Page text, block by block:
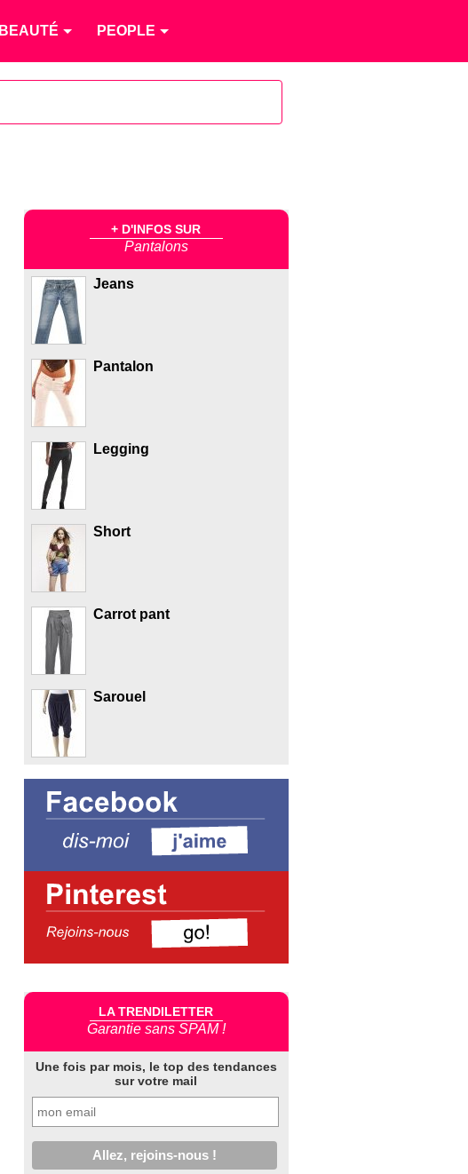
BEAUTÉ PEOPLE
+ D'INFOS SUR
Pantalons
Jeans
Pantalon
Legging
Short
Carrot pant
Sarouel
LA TRENDILETTER
Garantie sans SPAM !
Une fois par mois, le top des tendances
sur votre mail